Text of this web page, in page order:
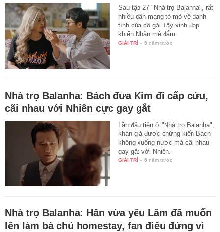
Sau tập 27 "Nhà trọ Balanha", rất
nhiều dân mạng tò mò về danh
tính của cô gái Tây xinh đẹp
khiến Nhân mê đắm.
GIẢI TRÍ - 6 năm trước
Nhà trọ Balanha: Bách đưa Kim đi cấp cứu,
cãi nhau với Nhiên cực gay gắt
Lần đầu tiên ở "Nhà trọ Balanha",
khán giả được chứng kiến Bách
không xuống nước mà cãi nhau
gay gắt với Nhiên.
GIẢI TRÍ - 6 năm trước
Nhà trọ Balanha: Hân vừa yêu Lâm đã muốn
lên làm bà chủ homestay, fan điêu đứng vì